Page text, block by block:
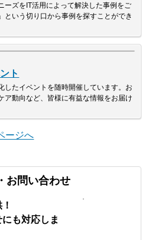
ーズをIT活用によって解決した事例をご
という切り口から事例を探すことができ
ト
したイベントを随時開催しています。お
ア動向など、皆様に有益な情報をお届け
ージへ
お問い合わせ
も対応しま